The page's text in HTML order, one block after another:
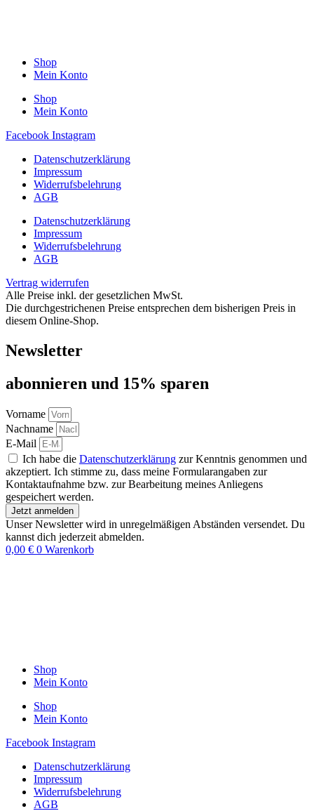
Shop
Mein Konto
Shop
Mein Konto
Facebook Instagram
Datenschutzerklärung
Impressum
Widerrufsbelehrung
AGB
Datenschutzerklärung
Impressum
Widerrufsbelehrung
AGB
Vertrag widerrufen
Alle Preise inkl. der gesetzlichen MwSt.
Die durchgestrichenen Preise entsprechen dem bisherigen Preis in
diesem Online-Shop.
Newsletter
abon­nie­ren und 15% sparen
Vorname
Nachname
E-Mail
Ich habe die Datenschutzerklärung zur Kenntnis genommen und
akzeptiert. Ich stimme zu, dass meine Formularangaben zur
Kontaktaufnahme bzw. zur Bearbeitung meines Anliegens
gespeichert werden.
Jetzt anmelden
Unser Newsletter wird in unregelmäßigen Abständen versendet. Du
kannst dich jederzeit abmelden.
0,00 € 0 Warenkorb
Shop
Mein Konto
Shop
Mein Konto
Facebook Instagram
Datenschutzerklärung
Impressum
Widerrufsbelehrung
AGB